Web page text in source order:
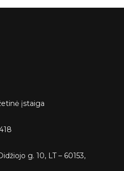
įstaiga
g. 10, LT – 60153,